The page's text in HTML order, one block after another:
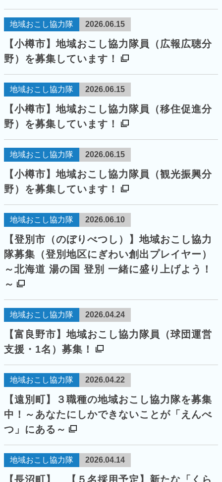
地域おこし協力隊 2026.06.15
【小樽市】地域おこし協力隊員（広報広聴分
野）を募集しています！
地域おこし協力隊 2026.06.15
【小樽市】地域おこし協力隊員（移住促進分
野）を募集しています！
地域おこし協力隊 2026.06.15
【小樽市】地域おこし協力隊員（観光振興分
野）を募集しています！
地域おこし協力隊 2026.06.10
【登別市（のぼりべつし）】地域おこし協力
隊募集（登別地区にぎわい創出プレイヤー）
～北海道 湯の国 登別 一緒に盛り上げよう！
～
地域おこし協力隊 2026.04.24
【富良野市】地域おこし協力隊員（球団運営
支援・1名）募集！
地域おこし協力隊 2026.04.22
【遠別町】３職種の地域おこし協力隊を募集
中！～あなたにしかできないことが「えんべ
つ」にある～
地域おこし協力隊 2026.04.14
【長沼町】 【５名採用予定】新たな「くら